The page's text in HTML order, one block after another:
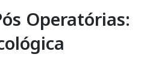
Operatórias: